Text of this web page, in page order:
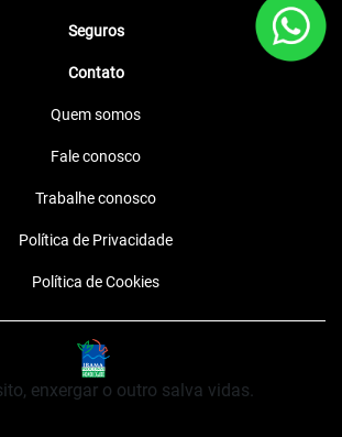
Seguros
Contato
Quem somos
Fale conosco
Trabalhe conosco
Política de Privacidade
Política de Cookies
enxergar o outro salva vidas.